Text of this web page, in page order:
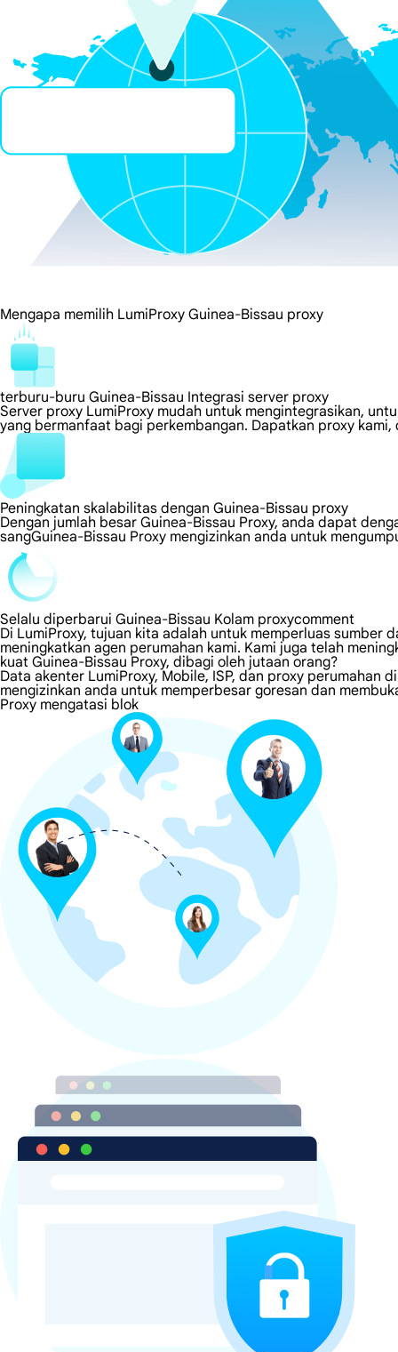
Mengapa memilih LumiProxy Guinea-Bissau proxy
terburu-buru Guinea-Bissau Integrasi server proxy
Server proxy LumiProxy mudah untuk mengintegrasikan,
yang bermanfaat bagi perkembangan. Dapatkan proxy
Peningkatan skalabilitas dengan Guinea-Bissau proxy
Dengan jumlah besar Guinea-Bissau Proxy, anda dapat
sangGuinea-Bissau Proxy mengizinkan anda untuk
Selalu diperbarui Guinea-Bissau Kolam proxycomment
Di LumiProxy, tujuan kita adalah untuk memperluas sumber
meningkatkan agen perumahan kami. Kami juga telah
kuat Guinea-Bissau Proxy, dibagi oleh jutaan orang?
Data akenter LumiProxy, Mobile, ISP, dan proxy
mengizinkan anda untuk memperbesar goresan dan
Proxy mengatasi blok